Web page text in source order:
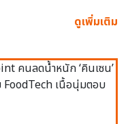
ดูเพิ่มเติม